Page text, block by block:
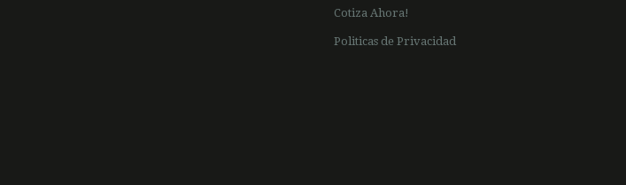
Cotiza Ahora!
Politicas de Privacidad